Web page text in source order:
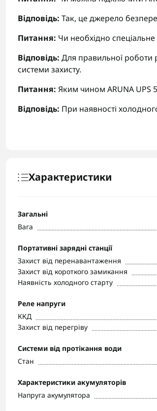
Відповідь: Так, це джерело
Питання: Чи необхідно
Відповідь: Для правильної роботи
системи захисту.
Питання: Яким чином ARUNA UPS
Відповідь: При наявності
Характеристики
Загальні
Вага
Портативні зарядні станції
Захист від перенавантаження
Захист від короткого замикання
Наявність холодного старту
Реле напруги
ККД
Захист від перегріву
Системи від протікання води
Стан
Характеристики акумуляторів
Напруга акумулятора